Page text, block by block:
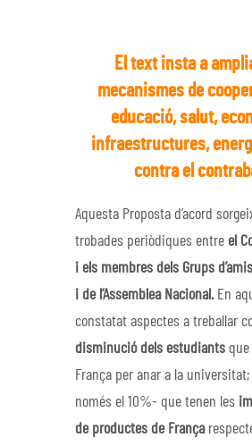
El text insta a
mecanismes de
educació, salut,
infraestructures,
contra el
Aquesta Proposta d’acord
trobades periòdiques entre el
i els membres dels Grups
i de l’Assemblea Nacional.En
constatat aspectes a treballar
disminució dels estudiants
França per anar a la universitat;
només el 10%- que tenen les
de productes de França